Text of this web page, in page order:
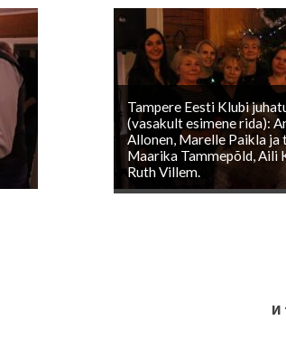
Tampere Eesti Klubi
(vasakult esimene rida):
Allonen, Marelle Paikla ja
Maarika Tammepõld, Aili
Ruth Villem.
И